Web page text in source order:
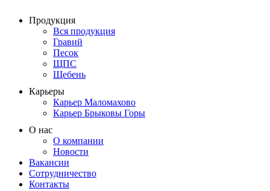
Продукция
Вся продукция
Гравий
Песок
ЩПС
Щебень
Карьеры
Карьер Маломахово
Карьер Брыковы Горы
О нас
О компании
Новости
Вакансии
Сотрудничество
Контакты